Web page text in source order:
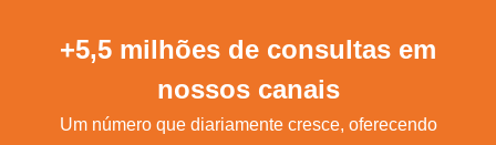
+5,5 milhões de consultas em
nossos canais
Um número que diariamente cresce, oferecendo